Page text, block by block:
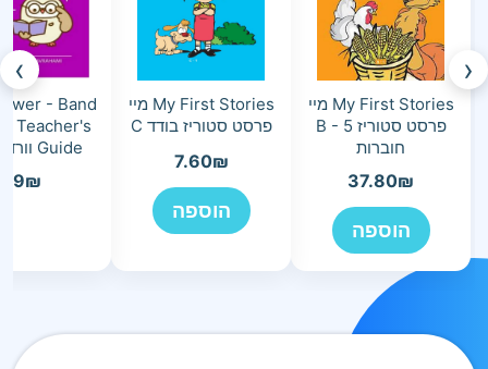
‹
My First Stories מיי
פרסט סטוריז B - 5
חוברות
37.80₪
הוספה
My First Stories מיי
פרסט סטוריז בודד C
7.60₪
הוספה
- Band
Teacher's
Guide וורד פאואר
49₪
›